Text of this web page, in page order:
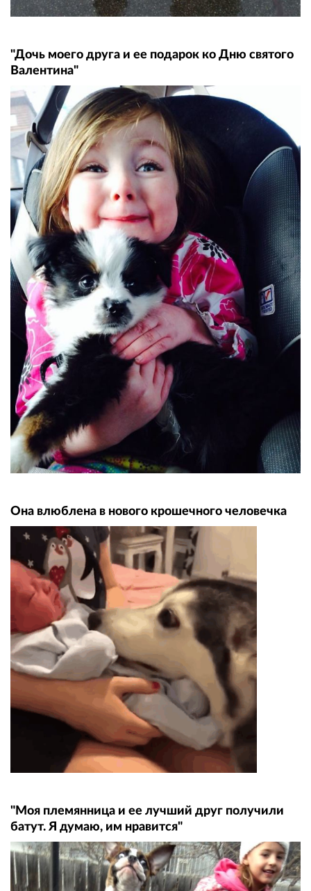
"Дочь моего друга и ее подарок ко Дню святого
Валентина"
Она влюблена в нового крошечного человечка
"Моя племянница и ее лучший друг получили
батут. Я думаю, им нравится"